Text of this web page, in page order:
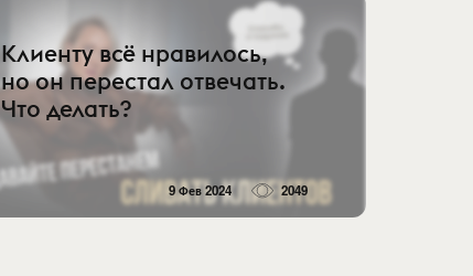
Клиенту всё нравилось,
но он перестал отвечать.
Что делать?
9 Фев 2024 2049